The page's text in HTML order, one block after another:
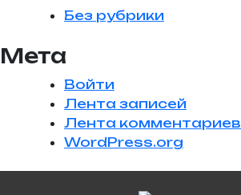
Без рубрики
Мета
Войти
Лента записей
Лента комментариев
WordPress.org